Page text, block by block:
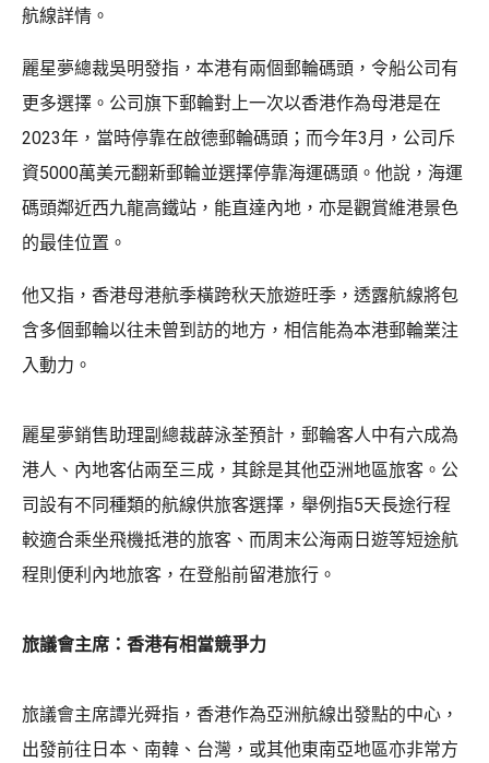
航線詳情。
麗星夢總裁吳明發指，本港有兩個郵輪碼頭，令船公司有
更多選擇。公司旗下郵輪對上一次以香港作為母港是在
2023年，當時停靠在啟德郵輪碼頭；而今年3月，公司斥
資5000萬美元翻新郵輪並選擇停靠海運碼頭。他說，海運
碼頭鄰近西九龍高鐵站，能直達內地，亦是觀賞維港景色
的最佳位置。
他又指，香港母港航季橫跨秋天旅遊旺季，透露航線將包
含多個郵輪以往未曾到訪的地方，相信能為本港郵輪業注
入動力。
麗星夢銷售助理副總裁薜泳荃預計，郵輪客人中有六成為
港人、內地客佔兩至三成，其餘是其他亞洲地區旅客。公
司設有不同種類的航線供旅客選擇，舉例指5天長途行程
較適合乘坐飛機抵港的旅客、而周末公海兩日遊等短途航
程則便利內地旅客，在登船前留港旅行。
旅議會主席：香港有相當競爭力
旅議會主席譚光舜指，香港作為亞洲航線出發點的中心，
出發前往日本、南韓、台灣，或其他東南亞地區亦非常方